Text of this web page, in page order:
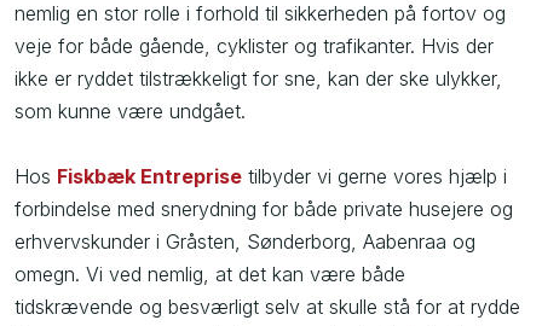
nemlig en stor rolle i forhold til sikkerheden på fortov og
veje for både gående, cyklister og trafikanter. Hvis der
ikke er ryddet tilstrækkeligt for sne, kan der ske ulykker,
som kunne være undgået.
Hos Fiskbæk Entreprise tilbyder vi gerne vores hjælp i
forbindelse med snerydning for både private husejere og
erhvervskunder i Gråsten, Sønderborg, Aabenraa og
omegn. Vi ved nemlig, at det kan være både
tidskrævende og besværligt selv at skulle stå for at rydde